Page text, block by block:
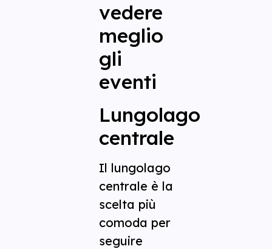
vedere
meglio
gli
eventi
Lungolago
centrale
Il lungolago
centrale è la
scelta più
comoda per
seguire